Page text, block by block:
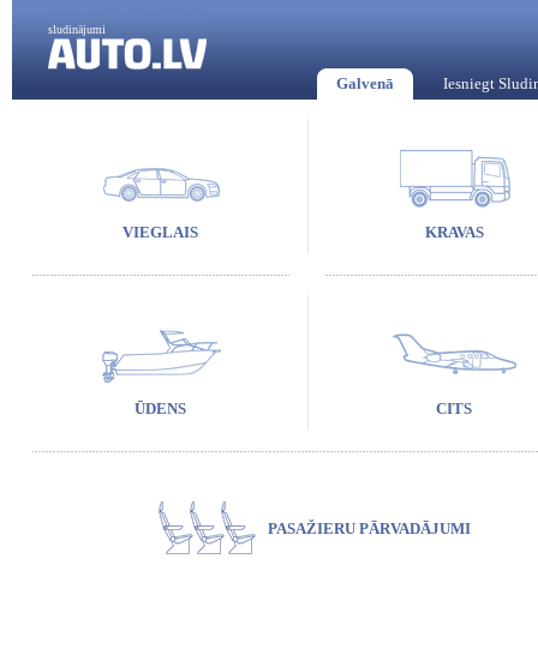
sludinājumi
Galvenā Iesniegt
VIEGLAIS KRAVAS
ŪDENS CITS
PASAŽIERU PĀRVADĀJUMI